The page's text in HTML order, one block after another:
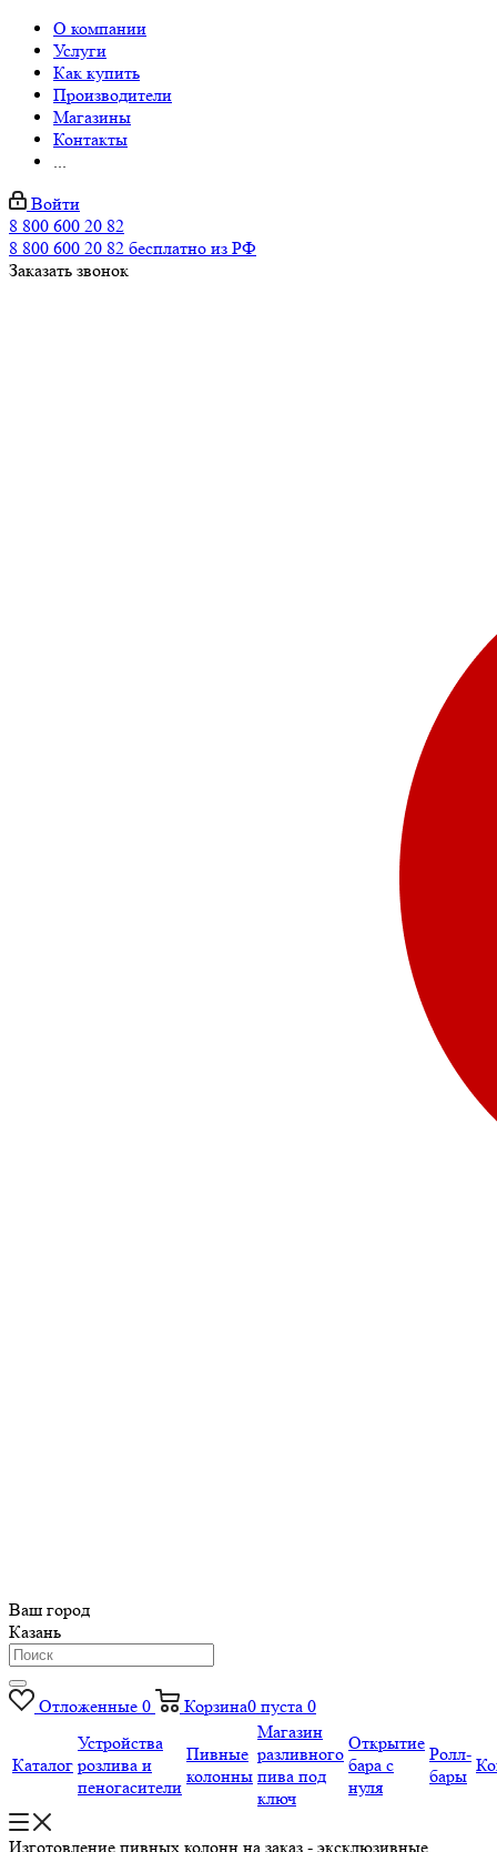
О компании
Услуги
Как купить
Производители
Магазины
Контакты
...
Войти
8 800 600 20 82
8 800 600 20 82 бесплатно из РФ
Заказать звонок
Ваш город
Казань
Отложенные 0 Корзина0 пуста 0
Каталог
Устройства
розлива и
пеногасители
Пивные
колонны
Магазин
разливного
пива под
ключ
Открытие
бара с
нуля
Ролл-
бары
Изготовление пивных колонн на заказ - эксклюзивные